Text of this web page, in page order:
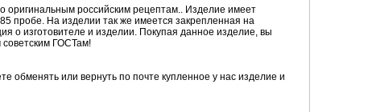
оригинальным российским рецептам.. Изделие имеет
пробе. На изделии так же имеется закрепленная на
о изготовителе и изделии. Покупая данное изделие, вы
ГОСТам!
обменять или вернуть по почте купленное у нас изделие и